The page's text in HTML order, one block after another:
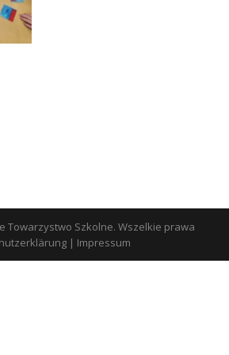
Towarzystwo Szkolne. Wszelkie prawa
| Impressum